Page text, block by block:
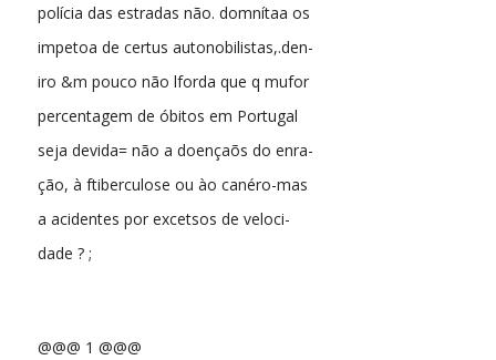
polícia das estradas não. domnítaa os
impetoa de certus autonobilistas,.den-
iro &m pouco não lforda que q mufor
percentagem de óbitos em Portugal
seja devida= não a doençaõs do enra-
ção, à ftiberculose ou ào canéro-mas
a acidentes por excetsos de veloci-
dade ? ;
@@@ 1 @@@